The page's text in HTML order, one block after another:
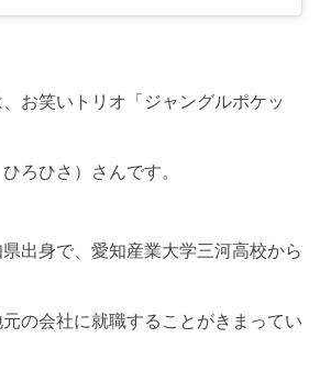
お笑いトリオ「ジャングルポケッ
ろひさ）さんです。
出身で、愛知産業大学三河高校から
の会社に就職することがきまってい